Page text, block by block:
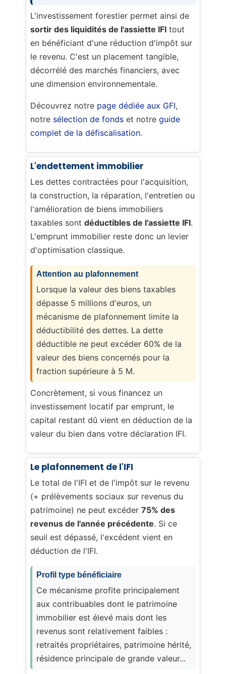
L'investissement forestier permet ainsi de
sortir des liquidités de l'assiette IFI tout
en bénéficiant d'une réduction d'impôt sur
le revenu. C'est un placement tangible,
décorrélé des marchés financiers, avec
une dimension environnementale.
Découvrez notre page dédiée aux GFI,
notre sélection de fonds et notreguide
complet de la défiscalisation.
L'endettement immobilier
Les dettes contractées pour l'acquisition,
la construction, la réparation, l'entretien ou
l'amélioration de biens immobiliers
taxables sontdéductibles de l'assiette IFI.
L'emprunt immobilier reste donc un levier
d'optimisation classique.
Attention au plafonnement
Lorsque la valeur des biens taxables
dépasse 5 millions d'euros, un
mécanisme de plafonnement limite la
déductibilité des dettes. La dette
déductible ne peut excéder 60% de la
valeur des biens concernés pour la
fraction supérieure à 5 M.
Concrètement, si vous financez un
investissement locatif par emprunt, le
capital restant dû vient en déduction de la
valeur du bien dans votre déclaration IFI.
Le plafonnement de l'IFI
Le total de l'IFI et de l'impôt sur le revenu
(+ prélèvements sociaux sur revenus du
patrimoine) ne peut excéder75% des
revenus de l'année précédente. Si ce
seuil est dépassé, l'excédent vient en
déduction de l'IFI.
Profil type bénéficiaire
Ce mécanisme profite principalement
aux contribuables dont le patrimoine
immobilier est élevé mais dont les
revenus sont relativement faibles :
retraités propriétaires, patrimoine hérité,
résidence principale de grande valeur...